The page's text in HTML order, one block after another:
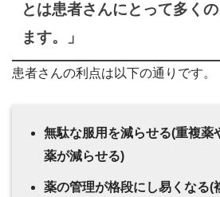
とは患者さんにとって多く
ます。」
患者さんの利点は以下の通りです。
無駄な服用を減らせる(重複薬
薬が減らせる)
薬の管理が格段にし易くなる(